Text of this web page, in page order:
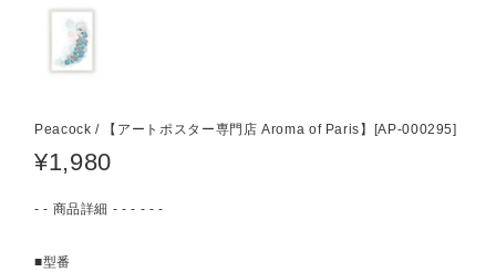
Peacock / 【アートポスター専門店 Aroma of Paris】[AP-000295]
¥1,980
- - 商品詳細 - - - - - -
■型番